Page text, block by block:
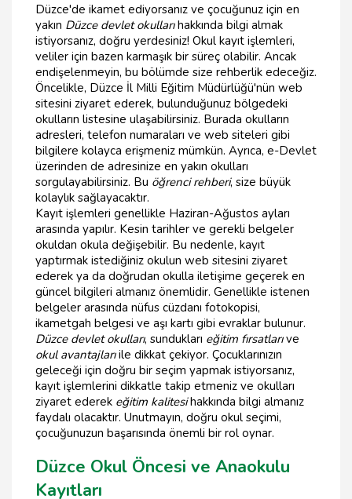
Düzce'de ikamet ediyorsanız ve çocuğunuz için en
yakın Düzce devlet okullarıhakkında bilgi almak
istiyorsanız, doğru yerdesiniz! Okul kayıt işlemleri,
veliler için bazen karmaşık bir süreç olabilir. Ancak
endişelenmeyin, bu bölümde size rehberlik edeceğiz.
Öncelikle, Düzce İl Milli Eğitim Müdürlüğü'nün web
sitesini ziyaret ederek, bulunduğunuz bölgedeki
okulların listesine ulaşabilirsiniz. Burada okulların
adresleri, telefon numaraları ve web siteleri gibi
bilgilere kolayca erişmeniz mümkün. Ayrıca, e-Devlet
üzerinden de adresinize en yakın okulları
sorgulayabilirsiniz. Bu öğrenci rehberi, size büyük
kolaylık sağlayacaktır.
Kayıt işlemleri genellikle Haziran-Ağustos ayları
arasında yapılır. Kesin tarihler ve gerekli belgeler
okuldan okula değişebilir. Bu nedenle, kayıt
yaptırmak istediğiniz okulun web sitesini ziyaret
ederek ya da doğrudan okulla iletişime geçerek en
güncel bilgileri almanız önemlidir. Genellikle istenen
belgeler arasında nüfus cüzdanı fotokopisi,
ikametgah belgesi ve aşı kartı gibi evraklar bulunur.
Düzce devlet okulları, sundukları eğitim fırsatlarıve
okul avantajlarıile dikkat çekiyor. Çocuklarınızın
geleceği için doğru bir seçim yapmak istiyorsanız,
kayıt işlemlerini dikkatle takip etmeniz ve okulları
ziyaret ederek eğitim kalitesihakkında bilgi almanız
faydalı olacaktır. Unutmayın, doğru okul seçimi,
çocuğunuzun başarısında önemli bir rol oynar.
Düzce Okul Öncesi ve Anaokulu
Kayıtları